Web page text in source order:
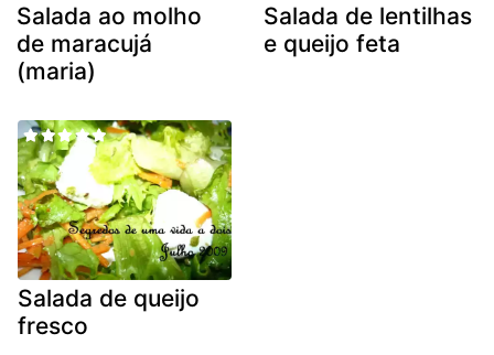
Salada ao molho
de maracujá
(maria)
Salada de lentilhas
e queijo feta
Salada de queijo
fresco